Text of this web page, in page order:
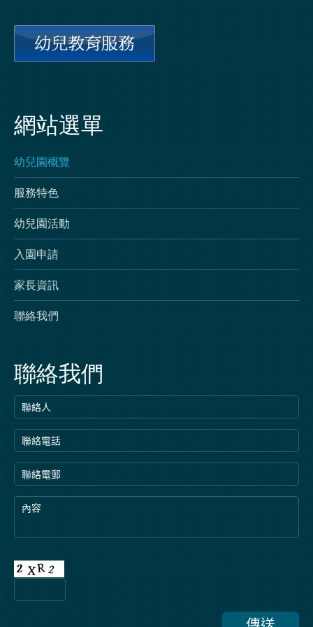
網站選單
幼兒園概覽
服務特色
幼兒園活動
入園申請
家長資訊
聯絡我們
聯絡我們